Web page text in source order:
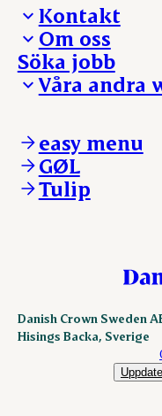
Kontakt
Presskontakt – För
Reklamation
Visselblåsning
Om oss
Vi tar ledningen
Våra ställen
Söka jobb
Våra andra
ESS-FOOD.com
KLS.se
nordicspoor.com
easy menu
GØL
Tulip
Danish Crown Sweden
Hisings Backa, Sverige